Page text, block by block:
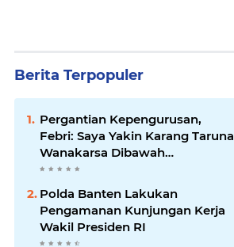
Berita Terpopuler
Pergantian Kepengurusan,
Febri: Saya Yakin Karang Taruna
Wanakarsa Dibawah
Kepemimpinan Bung Entus
Jauh Membawa Manfaat
Polda Banten Lakukan
Pengamanan Kunjungan Kerja
Wakil Presiden RI